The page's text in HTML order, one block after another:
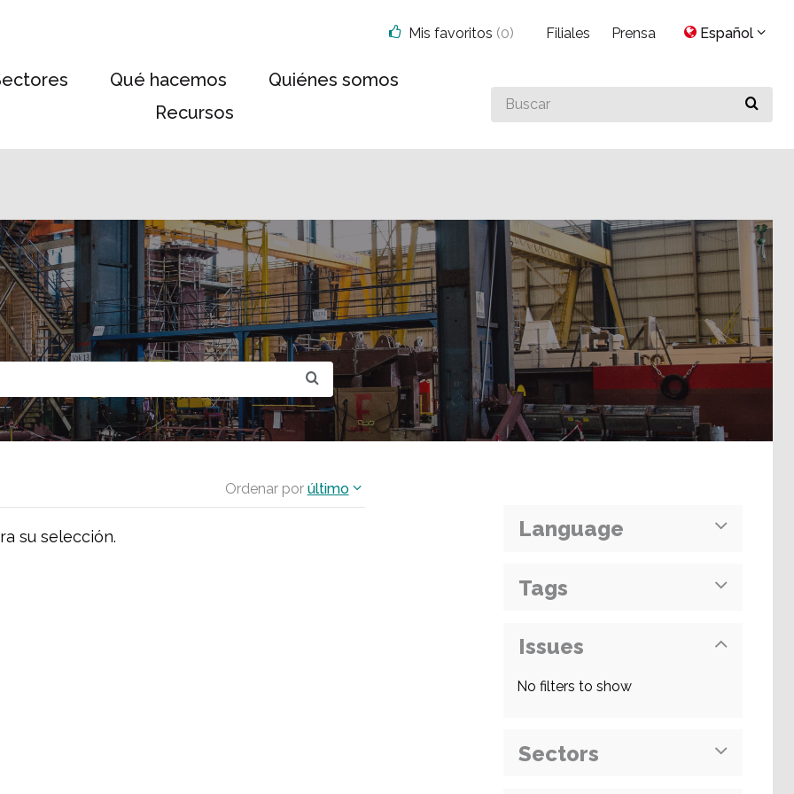
Qué hacemos
Quiénes somos
Recursos
Buscar
algo
Mis favoritos (0) Filiales Prensa Español
Ordenar por último
su selección. Language
Tags
Issues
No filters to show
Sectors